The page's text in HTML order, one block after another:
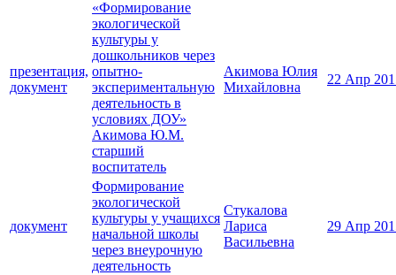
презентация,
документ
«Формирование
экологической
культуры у
дошкольников через
опытно-
экспериментальную
деятельность в
условиях ДОУ»
Акимова Ю.М.
старший
воспитатель
Акимова Юлия
Михайловна
22 Апр
документ
Формирование
экологической
культуры у учащихся
начальной школы
через внеурочную
деятельность
Стукалова
Лариса
Васильевна
29 Апр